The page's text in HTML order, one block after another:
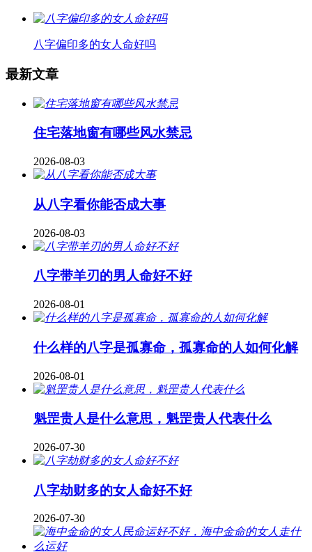
八字偏印多的女人命好吗
最新文章
住宅落地窗有哪些风水禁忌
2026-08-03
从八字看你能否成大事
2026-08-03
八字带羊刃的男人命好不好
2026-08-01
什么样的八字是孤寡命，孤寡命的人如何化解
2026-08-01
魁罡贵人是什么意思，魁罡贵人代表什么
2026-07-30
八字劫财多的女人命好不好
2026-07-30